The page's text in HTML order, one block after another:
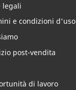
legali
e condizioni d'uso
post-vendita
di lavoro